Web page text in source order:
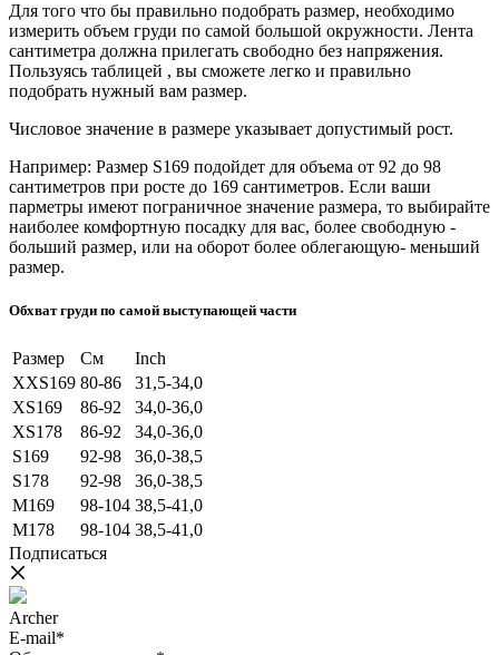
Для того что бы правильно подобрать размер, необходимо
измерить объем груди по самой большой окружности. Лента
сантиметра должна прилегать свободно без напряжения.
Пользуясь таблицей , вы сможете легко и правильно
подобрать нужный вам размер.
Числовое значение в размере указывает допустимый рост.
Например: Размер S169 подойдет для объема от 92 до 98
сантиметров при росте до 169 сантиметров. Если ваши
парметры имеют пограничное значение размера, то выбирайте
наиболее комфортную посадку для вас, более свободную -
больший размер, или на оборот более облегающую- меньший
размер.
Обхват груди по самой выступающей части
Размер См
Inch
XXS169 80-86
31,5-34,0
XS169
86-92
34,0-36,0
XS178
86-92
34,0-36,0
S169
92-98
36,0-38,5
S178
92-98
36,0-38,5
M169
98-104 38,5-41,0
M178
98-104 38,5-41,0
Подписаться
Archer
E-mail*